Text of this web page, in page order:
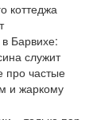
Барвихе:
служит
про частые
и жаркому